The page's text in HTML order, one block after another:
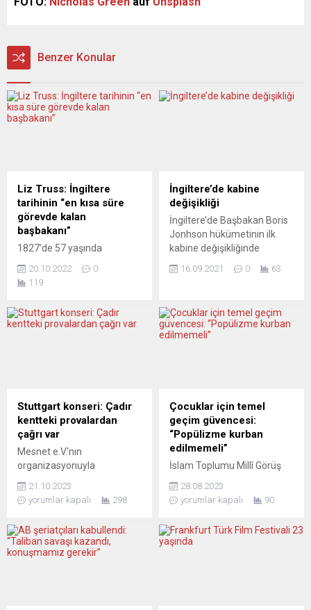
Benzer Konular
Liz Truss: İngiltere
tarihinin “en kısa süre
görevde kalan
başbakanı”
1827’de 57 yaşında
kaybeden Başbakan George
Cannings 118 gün görevde
Eylül’de göreve geldikten 44
gün sonra istifa eden
başbakanlıktan istifasının
ardından parti içindeki
başbakanlık yarışını
kazanan Truss, Kraliçe 2.
Elizabeth’le Balmoral...
20.10.2022
0
119
İngiltere’de kabine
değişikliği
İngiltere’de Başbakan Boris
Jonhson hükümetinin ilk
kabine değişikliğinde
Uluslararası Ticaret ve
gidildi. Başbakanlıktan
yapılan açıklamalar ve
İskan Bakanı Robert Jenrick
ile Eğitim Bakanı Gavin
Williamson, yeni kabinede
kendilerine yer bulamadı.
16.09.2021 0 63
Stuttgart konseri: Çadır
kentteki provalardan
çağrı var
Mesnet e.V.‘nın
organizasyonuyla
kentinde düzenlenecek
dayanışma konserine
Senfoni Orkestrası son
provaları çadır kentte
21.10.2023
yorumlar kapalı
298
Çocuklar için temel
geçim güvencesi:
“Popülizme kurban
edilmemeli”
İslam Toplumu Millî Görüş
Mete Almanya’da çocuklara
yönelik planlanan temel
(Kindergrundsicherung)
uygulaması hakkındaki
28.08.2023
yorumlar kapalı
90